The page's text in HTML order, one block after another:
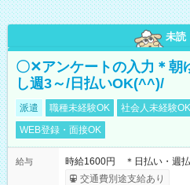
未読
〇✕アンケートの入力＊朝
し週3～/日払いOK(^^)/
派遣 職種未経験OK 社会人未経験OK
WEB登録・面接OK
給与
時給1600円 ＊日払い・週
交通費別途支給あり